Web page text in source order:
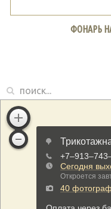
ФОНАРЬ